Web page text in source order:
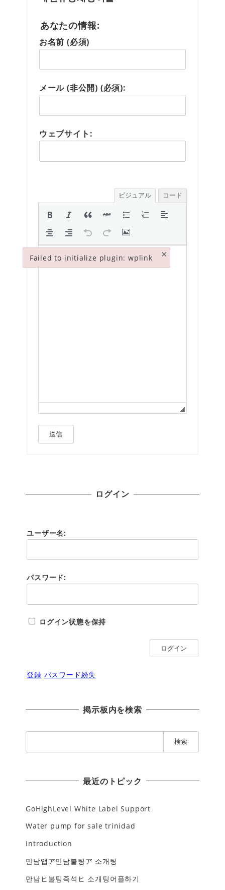
あなたの情報:
お名前 (必須)
メール (非公開) (必須):
ウェブサイト:
ビジュアル コード
送信
ログイン
ユーザー名:
パスワード:
ログイン状態を保持
ログイン
登録 パスワード紛失
掲示板内を検索
索
最近のトピック
GoHighLevel White Label Support
Water pump for sale trinidad
Introduction
만남앱ア만남불팅ア 소개팅
만남ヒ불팅즉석ヒ 소개팅어플하기
Failed to initialize plugin: wplink ×
Failed to initialize plugin: wplink